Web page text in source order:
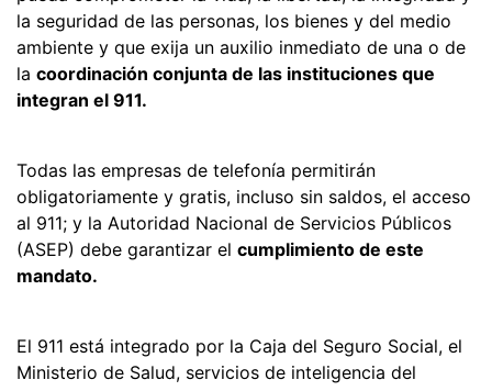
la seguridad de las personas, los bienes y del medio
ambiente y que exija un auxilio inmediato de una o de
la coordinación conjunta de las instituciones que
integran el 911.
Todas las empresas de telefonía permitirán
obligatoriamente y gratis, incluso sin saldos, el acceso
al 911; y la Autoridad Nacional de Servicios Públicos
(ASEP) debe garantizar el cumplimiento de este
mandato.
El 911 está integrado por la Caja del Seguro Social, el
Ministerio de Salud, servicios de inteligencia del